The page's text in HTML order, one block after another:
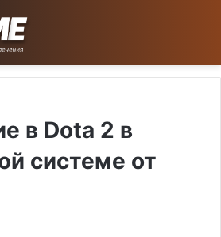
в Dota 2 в
системе от